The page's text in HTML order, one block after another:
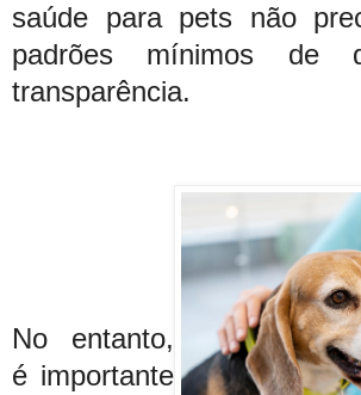
saúde para pets não
padrões mínimos de
transparência.
No entanto,
é importante